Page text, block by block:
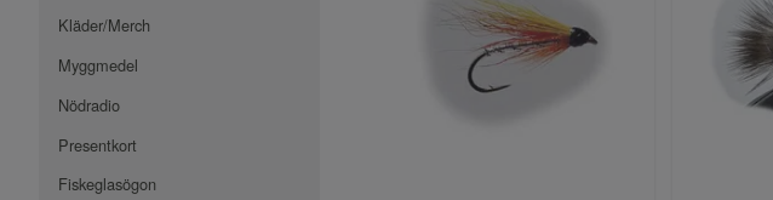
Kläder/Merch
Myggmedel
Nödradio
Presentkort
Fiskeglasögon